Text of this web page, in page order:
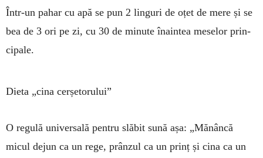
Într-un pahar cu apă se pun 2 linguri de oțet de mere și se
bea de 3 ori pe zi, cu 30 de minute înaintea meselor prin­
cipale.
Dieta „cina cerșetorului”
O regulă universală pentru slăbit sună așa: „Mănâncă
micul dejun ca un rege, prânzul ca un prinț și cina ca un